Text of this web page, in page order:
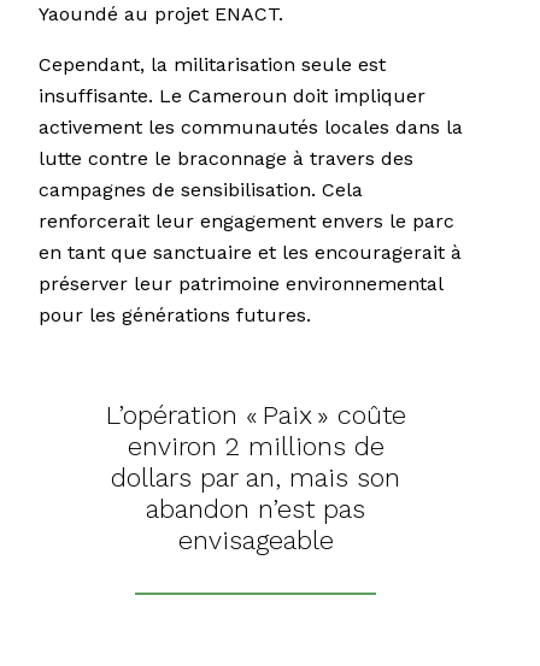
Yaoundé au projet ENACT.
Cependant, la militarisation seule est
insuffisante. Le Cameroun doit impliquer
activement les communautés locales dans la
lutte contre le braconnage à travers des
campagnes de sensibilisation. Cela
renforcerait leur engagement envers le parc
en tant que sanctuaire et les encouragerait à
préserver leur patrimoine environnemental
pour les générations futures.
L’opération « Paix » coûte
environ 2 millions de
dollars par an, mais son
abandon n’est pas
envisageable